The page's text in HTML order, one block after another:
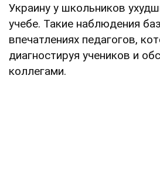
Украину у школьников
учебе. Такие наблюдения
впечатлениях педагогов,
диагностируя учеников и
коллегами.